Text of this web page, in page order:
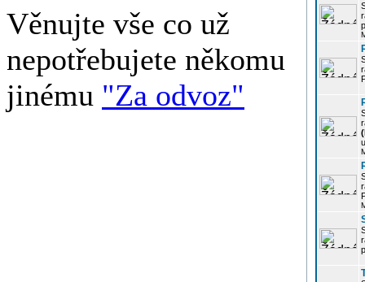
Věnujte vše co už
nepotřebujete někomu
jinému "Za odvoz"